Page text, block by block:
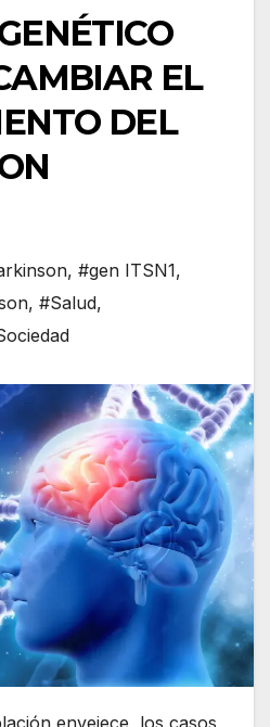
EL
DEL
, #gen ITSN1,
, #Salud,
envejece, los casos